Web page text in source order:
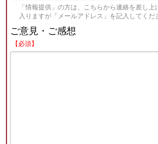
「情報提供」の方は、こちらから連絡を差し
入りますが「メールアドレス」を記入してくだ
ご意見・ご感想
【必須】